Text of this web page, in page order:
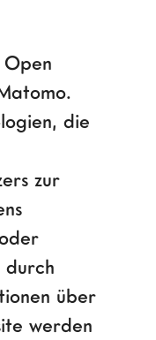
die
zur
durch
über
werden